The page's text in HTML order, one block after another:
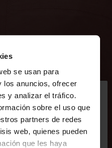
se usan para
los anuncios, ofrecer
y analizar el tráfico.
sobre el uso que
partners de redes
web, quienes pueden
que les haya
de Mexico. ¿Quieres ir a